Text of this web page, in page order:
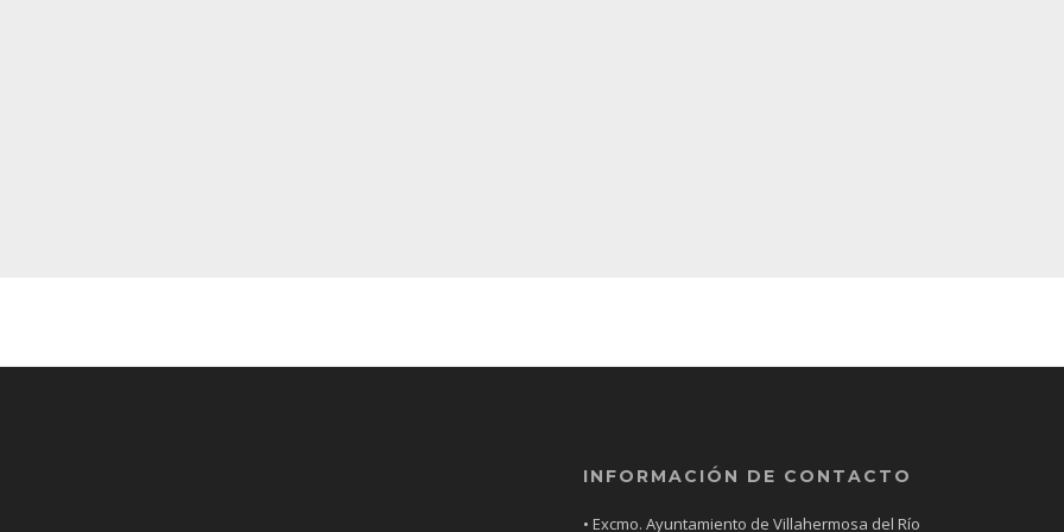
INFORMACIÓN DE CONTACTO
• Excmo. Ayuntamiento de Villahermosa del Río